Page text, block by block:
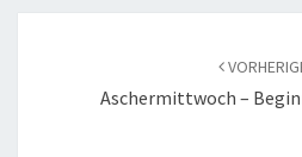
Aschermittwoch –